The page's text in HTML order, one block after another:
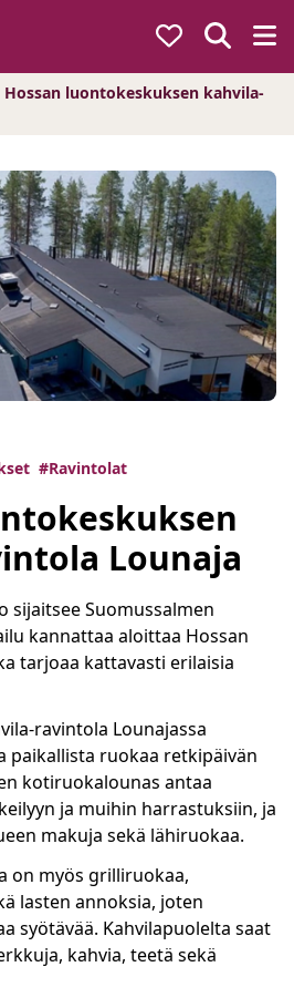
Hossan luontokeskuksen kahvila-
#Ravintolat
Lounaja
sijaitsee Suomussalmen
kannattaa aloittaa Hossan
tarjoaa kattavasti erilaisia
ravintola Lounajassa
paikallista ruokaa retkipäivän
kotiruokalounas antaa
ja muihin harrastuksiin, ja
makuja sekä lähiruokaa.
on myös grilliruokaa,
lasten annoksia, joten
syötävää. Kahvilapuolelta saat
kahvia, teetä sekä